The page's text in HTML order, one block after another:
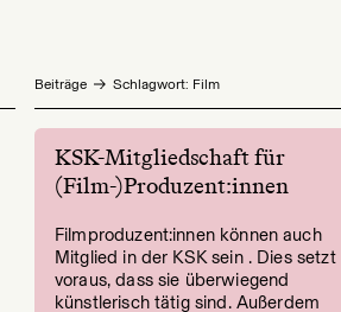
Beiträge Schlagwort: Film
KSK-Mitgliedschaft für
(Film-)Produzent:innen
Filmproduzent:innen können auch
Mitglied in der KSK sein . Dies setzt
voraus, dass sie überwiegend
künstlerisch tätig sind. Außerdem